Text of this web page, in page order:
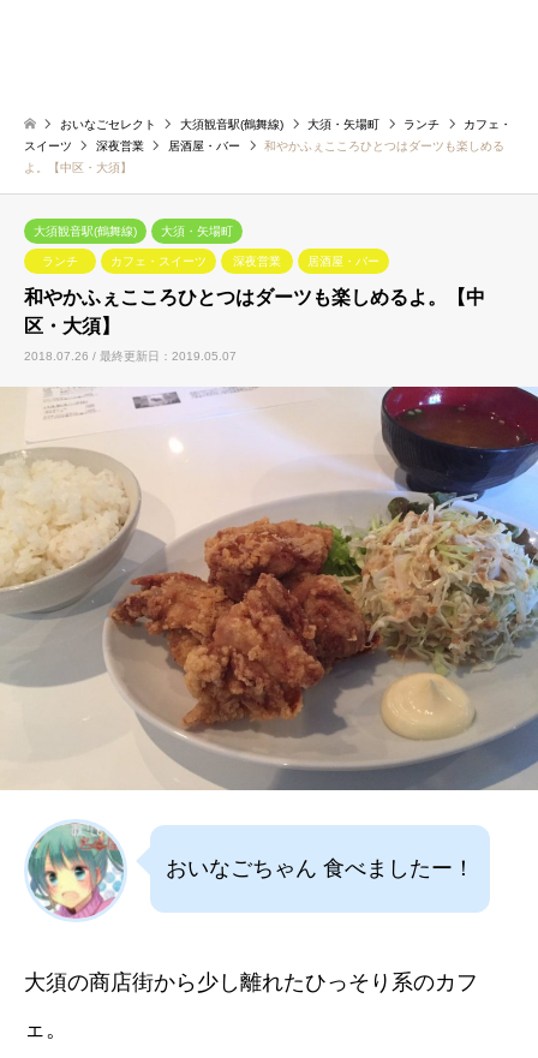
おいなごセレクト 大須観音駅(鶴舞線) 大須・矢場町 ランチ
カフェ・
スイーツ
深夜営業 居酒屋・バー
和やかふぇこころひとつはダーツも楽しめる
よ。【中区・大須】
大須観音駅(鶴舞線) 大須・矢場町
ランチ カフェ・スイーツ 深夜営業 居酒屋・バー
和やかふぇこころひとつはダーツも楽しめるよ。【中
区・大須】
2018.07.26 / 最終更新日：2019.05.07
おいなごちゃん 食べましたー！
大須の商店街から少し離れたひっそり系のカフ
ェ。